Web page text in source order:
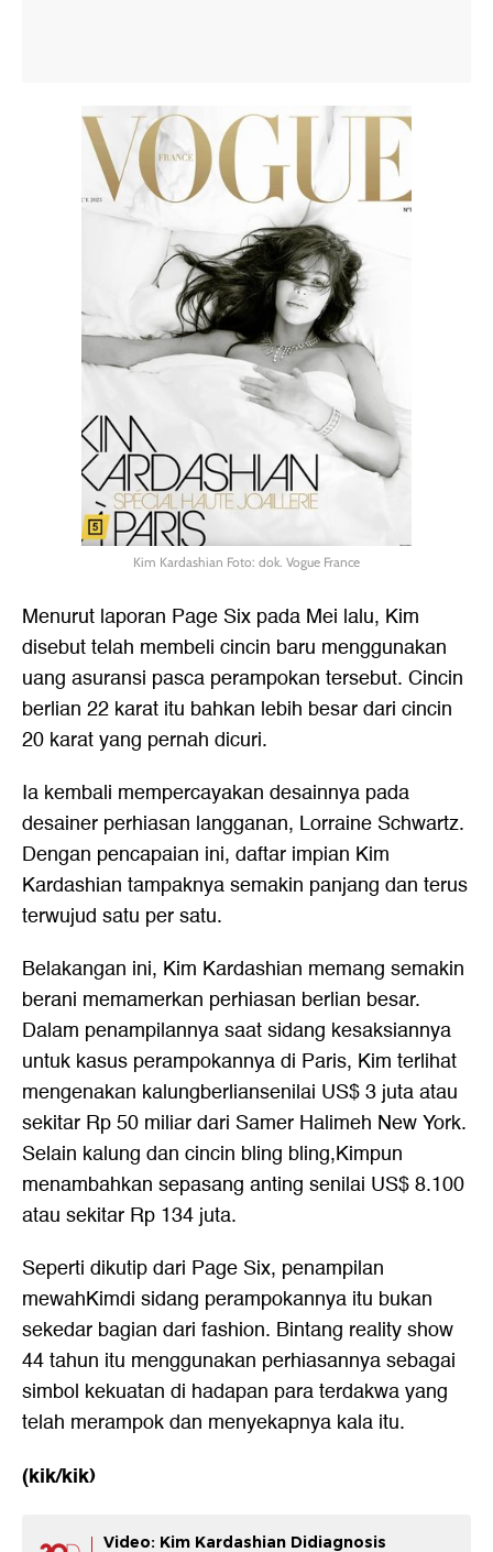
Kim Kardashian Foto: dok. Vogue France
Menurut laporan Page Six pada Mei lalu, Kim
disebut telah membeli cincin baru menggunakan
uang asuransi pasca perampokan tersebut. Cincin
berlian 22 karat itu bahkan lebih besar dari cincin
20 karat yang pernah dicuri.
Ia kembali mempercayakan desainnya pada
desainer perhiasan langganan, Lorraine Schwartz.
Dengan pencapaian ini, daftar impian Kim
Kardashian tampaknya semakin panjang dan terus
terwujud satu per satu.
Belakangan ini, Kim Kardashian memang semakin
berani memamerkan perhiasan berlian besar.
Dalam penampilannya saat sidang kesaksiannya
untuk kasus perampokannya di Paris, Kim terlihat
mengenakan kalungberliansenilai US$ 3 juta atau
sekitar Rp 50 miliar dari Samer Halimeh New York.
Selain kalung dan cincin bling bling,Kimpun
menambahkan sepasang anting senilai US$ 8.100
atau sekitar Rp 134 juta.
Seperti dikutip dari Page Six, penampilan
mewahKimdi sidang perampokannya itu bukan
sekedar bagian dari fashion. Bintang reality show
44 tahun itu menggunakan perhiasannya sebagai
simbol kekuatan di hadapan para terdakwa yang
telah merampok dan menyekapnya kala itu.
(kik/kik)
Video: Kim Kardashian Didiagnosis